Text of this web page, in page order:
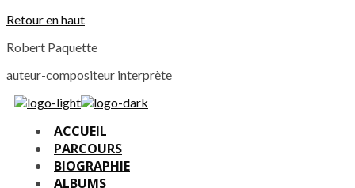
Retour en haut
Robert Paquette
auteur-compositeur interprète
ACCUEIL
PARCOURS
BIOGRAPHIE
ALBUMS